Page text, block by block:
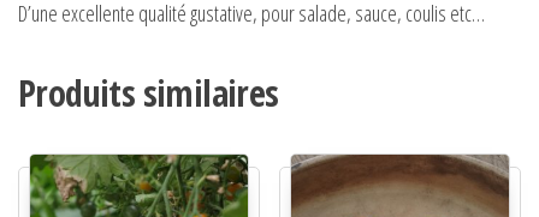
D’une excellente qualité gustative, pour salade, sauce, coulis etc…
Produits similaires